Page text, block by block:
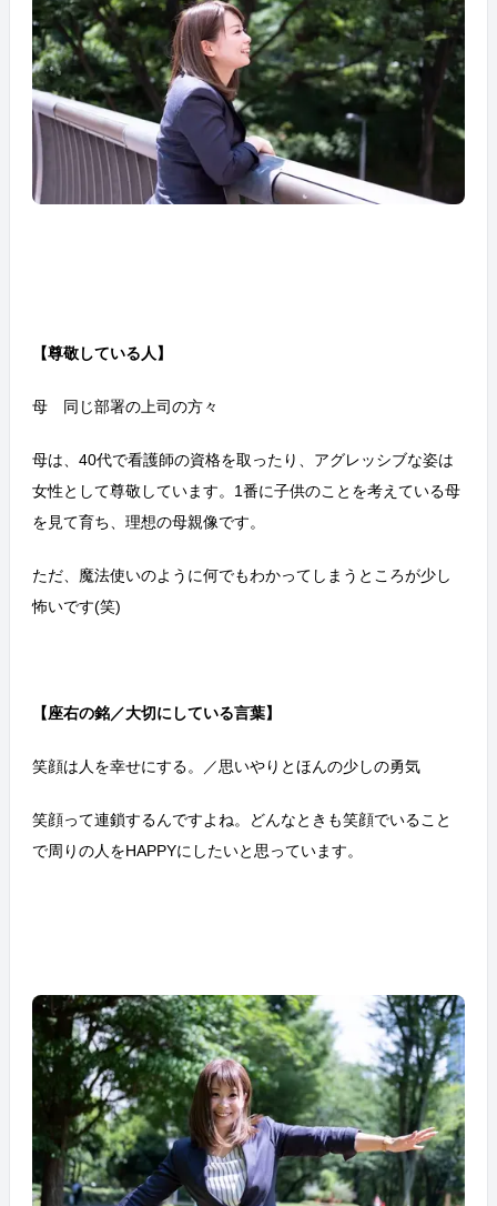
【尊敬している人】
母 同じ部署の上司の方々
母は、40代で看護師の資格を取ったり、アグレッシブな姿は
女性として尊敬しています。1番に子供のことを考えている母
を見て育ち、理想の母親像です。
ただ、魔法使いのように何でもわかってしまうところが少し
怖いです(笑)
【座右の銘／大切にしている言葉】
笑顔は人を幸せにする。／思いやりとほんの少しの勇気
笑顔って連鎖するんですよね。どんなときも笑顔でいること
で周りの人をHAPPYにしたいと思っています。